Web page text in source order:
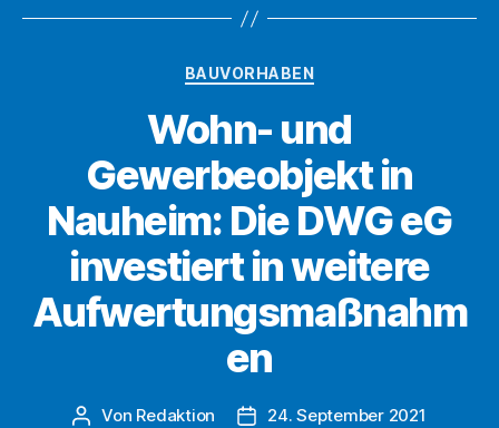
DWG
eG
stellt
Bauantrag
für
EG-
Umbau“
Kategorien
BAUVORHABEN
Wohn- und
Gewerbeobjekt in
Nauheim: Die DWG eG
investiert in weitere
Aufwertungsmaßnahm
en
Beitragsautor
Von Redaktion Beitragsdatum
24. September 2021